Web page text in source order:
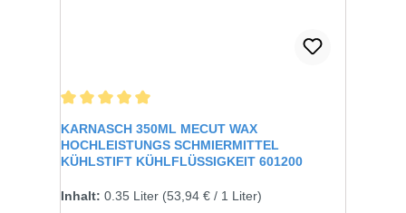
KARNASCH 350ML MECUT WAX
HOCHLEISTUNGS SCHMIERMITTEL
KÜHLSTIFT KÜHLFLÜSSIGKEIT 601200
Inhalt: 0.35 Liter (53,94 € / 1 Liter)